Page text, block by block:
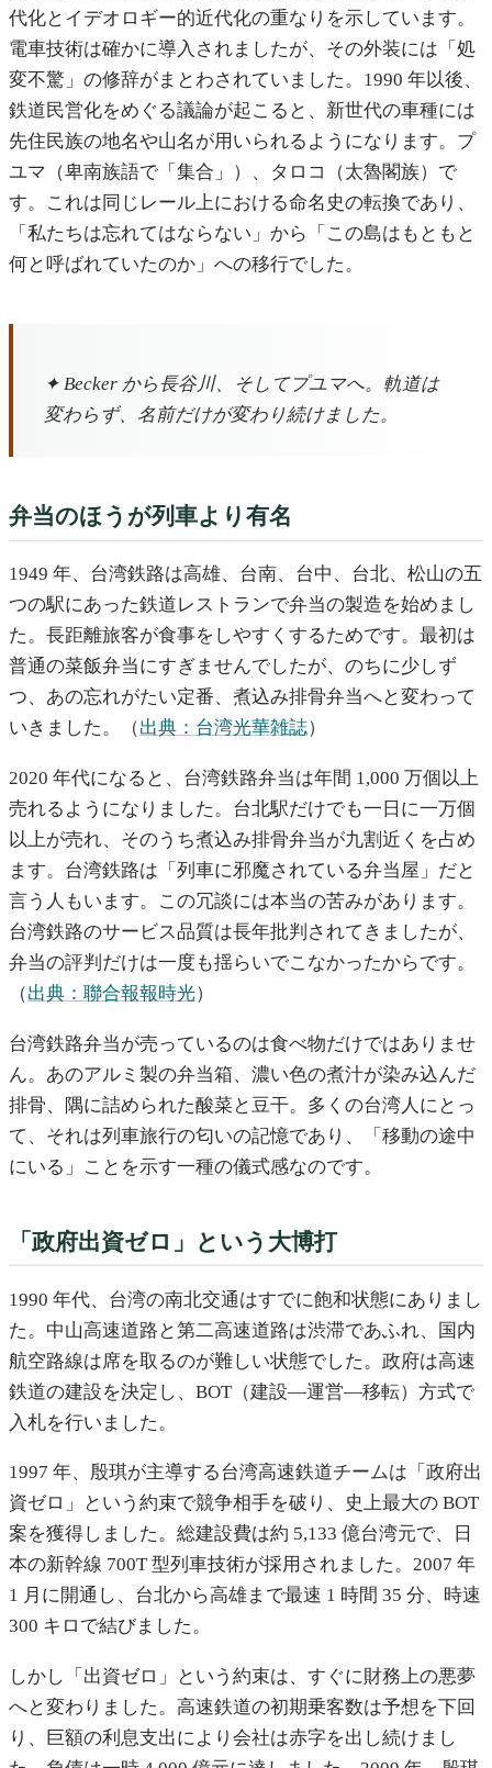
代化とイデオロギー的近代化の重なりを示しています。
電車技術は確かに導入されましたが、その外装には「処
変不驚」の修辞がまとわされていました。1990 年以後、
鉄道民営化をめぐる議論が起こると、新世代の車種には
先住民族の地名や山名が用いられるようになります。プ
ユマ（卑南族語で「集合」）、タロコ（太魯閣族）で
す。これは同じレール上における命名史の転換であり、
「私たちは忘れてはならない」から「この島はもともと
何と呼ばれていたのか」への移行でした。
✦ Becker から長谷川、そしてプユマへ。軌道は
変わらず、名前だけが変わり続けました。
弁当のほうが列車より有名
1949 年、台湾鉄路は高雄、台南、台中、台北、松山の五
つの駅にあった鉄道レストランで弁当の製造を始めまし
た。長距離旅客が食事をしやすくするためです。最初は
普通の菜飯弁当にすぎませんでしたが、のちに少しず
つ、あの忘れがたい定番、煮込み排骨弁当へと変わって
いきました。（出典：台湾光華雑誌）
2020 年代になると、台湾鉄路弁当は年間 1,000 万個以上
売れるようになりました。台北駅だけでも一日に一万個
以上が売れ、そのうち煮込み排骨弁当が九割近くを占め
ます。台湾鉄路は「列車に邪魔されている弁当屋」だと
言う人もいます。この冗談には本当の苦みがあります。
台湾鉄路のサービス品質は長年批判されてきましたが、
弁当の評判だけは一度も揺らいでこなかったからです。
（出典：聯合報報時光）
台湾鉄路弁当が売っているのは食べ物だけではありませ
ん。あのアルミ製の弁当箱、濃い色の煮汁が染み込んだ
排骨、隅に詰められた酸菜と豆干。多くの台湾人にとっ
て、それは列車旅行の匂いの記憶であり、「移動の途中
にいる」ことを示す一種の儀式感なのです。
「政府出資ゼロ」という大博打
1990 年代、台湾の南北交通はすでに飽和状態にありまし
た。中山高速道路と第二高速道路は渋滞であふれ、国内
航空路線は席を取るのが難しい状態でした。政府は高速
鉄道の建設を決定し、BOT（建設—運営—移転）方式で
入札を行いました。
1997 年、殷琪が主導する台湾高速鉄道チームは「政府出
資ゼロ」という約束で競争相手を破り、史上最大の BOT
案を獲得しました。総建設費は約 5,133 億台湾元で、日
本の新幹線 700T 型列車技術が採用されました。2007 年
1 月に開通し、台北から高雄まで最速 1 時間 35 分、時速
300 キロで結びました。
しかし「出資ゼロ」という約束は、すぐに財務上の悪夢
へと変わりました。高速鉄道の初期乗客数は予想を下回
り、巨額の利息支出により会社は赤字を出し続けまし